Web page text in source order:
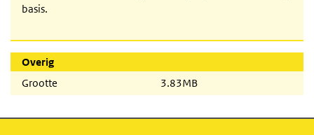
basis.
Overig
Grootte
3.83MB